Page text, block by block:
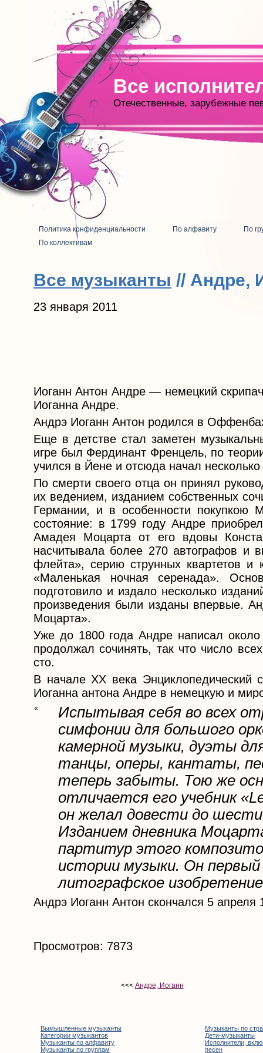
Все
Отечественные, зарубежные
Политика конфиденциальности По алфавиту
По
По коллективам
Все музыканты // Андре,
23 января 2011
Иоганн Антон Андре — немецкий
Иоганна Андре.
Андрэ Иоганн Антон родился в
Еще в детстве стал заметен
игре был Фердинант Френцель, по
учился в Йене и отсюда начал
По смерти своего отца он принял
их ведением, изданием собственных
Германии, и в особенности покупкою
состояние: в 1799 году Андре
Амадея Моцарта от его вдовы
насчитывала более 270 автографов и
флейта», серию струнных квартетов и
«Маленькая ночная серенада».
подготовило и издало несколько
произведения были изданы впервые.
Моцарта».
Уже до 1800 года Андре написал
продолжал сочинять, так что число
сто.
В начале XX века Энциклопедический
Иоганна антона Андре в немецкую и
«
Испытывая себя во всех
симфонии для большого
камерной музыки, дуэты
танцы, оперы, кантаты,
теперь забыты. Тою же
отличается его учебник
он желал довести до
Изданием дневника
партитур этого
истории музыки. Он
литографское
Андрэ Иоганн Антон скончался 5
Просмотров: 7873
<<< Андре, Иоганн
Вымышленные музыканты
Категории музыкантов
Музыканты по алфавиту
Музыканты по группам
Музыканты по
Дети-музыканты
Исполнители,
песен